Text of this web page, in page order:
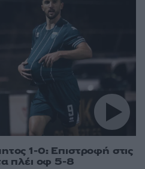
1-0: Επιστροφή στις
πλέι οφ 5-8